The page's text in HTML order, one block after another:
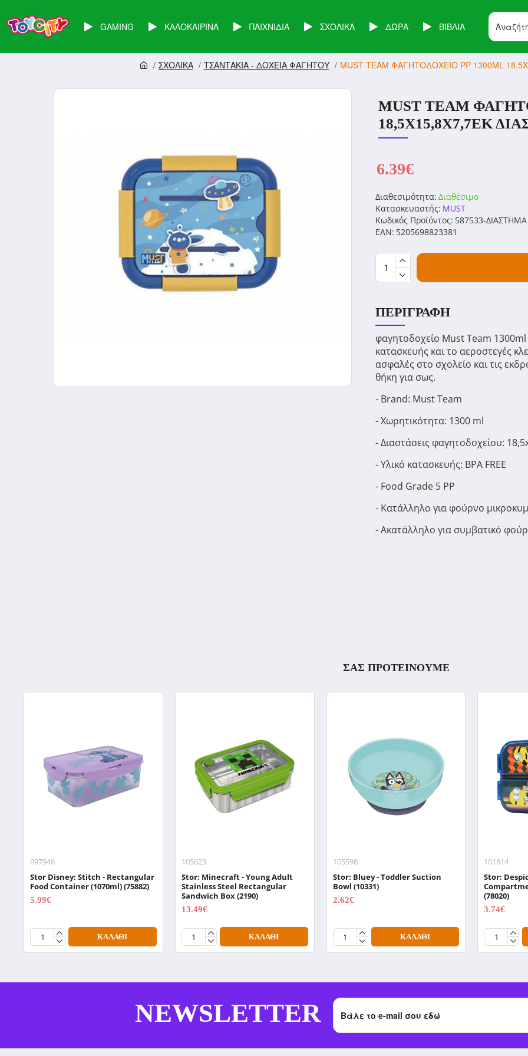
GAMING ΚΑΛΟΚΑΙΡΙΝΑ ΠΑΙΧΝΙΔΙΑ ΣΧΟΛΙΚΑ ΔΩΡΑ ΒΙΒΛΙΑ
ΣΧΟΛΙΚΑ ΤΣΑΝΤΑΚΙΑ - ΔΟΧΕΙΑ ΦΑΓΗΤΟΥ MUST ΤΕΑΜ ΦΑΓΗΤΟΔΟΧΕΙΟ PP 1300ML
MUST ΤΕΑΜ
18,5Χ15,8Χ7,7ΕΚ
Διαθεσιμότητα: Διαθέσιμο
Κατασκευαστής: MUST
Κωδικός Προϊόντος: 587533-ΔΙΑΣΤΗΜΑ
EAN: 5205698823381
6.39€
ΠΕΡΙΓΡΑΦΉ
φαγητοδοχείο Must Team 1300ml
κατασκευής και το αεροστεγές
ασφαλές στο σχολείο και τις
θήκη για σως.
- Brand: Must Team
- Χωρητικότητα: 1300 ml
- Διαστάσεις φαγητοδοχείου:
- Υλικό κατασκευής: BPA FREE
- Food Grade 5 PP
- Κατάλληλο για φούρνο
- Ακατάλληλο για συμβατικό
ΣΑΣ ΠΡΟΤΕΙΝΟΥΜΕ
097946
Stor Disney: Stitch - Rectangular
Food Container (1070ml) (75882)
5.99€
ΚΑΛΆΘΙ
105623
Stor: Minecraft - Young Adult
Stainless Steel Rectangular
Sandwich Box (2190)
13.49€
ΚΑΛΆΘΙ
105598
Stor: Bluey - Toddler Suction
Bowl (10331)
2.62€
ΚΑΛΆΘΙ
101814
Stor:
(78020)
3.74€
NEWSLETTER